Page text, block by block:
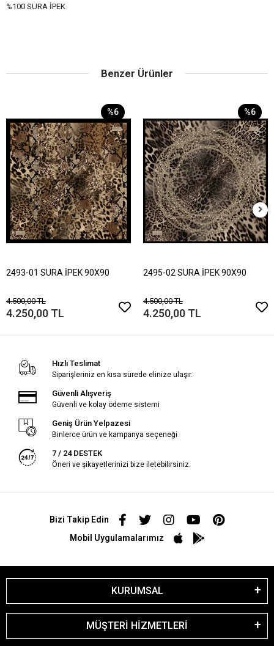
%100 SURA İPEK
Benzer Ürünler
%6
2493-01 SURA İPEK 90X90
4.500,00 TL
4.250,00 TL
%6
2495-02 SURA İPEK 90X90
4.500,00 TL
4.250,00 TL
Hızlı Teslimat
Siparişleriniz en kısa sürede elinize ulaşır.
Güvenli Alışveriş
Güvenli ve kolay ödeme sistemi
Geniş Ürün Yelpazesi
Binlerce ürün ve kampanya seçeneği
7 / 24 DESTEK
Öneri ve şikayetlerinizi bize iletebilirsiniz.
Bizi Takip Edin
Mobil Uygulamalarımız
KURUMSAL
MÜŞTERİ HİZMETLERİ